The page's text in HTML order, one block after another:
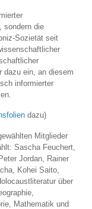
sondern die
seit
dazu ein, an diesem
informierter
dazu)
Mitglieder
Sascha Feuchert,
Jordan, Rainer
Kohei Saito,
über
Mathematik und